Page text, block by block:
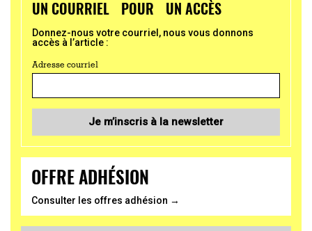
UN COURRIEL POUR UN ACCÈS
Donnez-nous votre courriel, nous vous donnons
accès à l’article :
Adresse courriel
Je m’inscris à la newsletter
OFFRE ADHÉSION
Consulter les offres adhésion →